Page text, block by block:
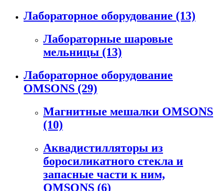
Лабораторное оборудование (13)
Лабораторные шаровые
мельницы (13)
Лабораторное оборудование
OMSONS (29)
Магнитные мешалки OMSONS
(10)
Аквадистилляторы из
боросиликатного стекла и
запасные части к ним,
OMSONS (6)